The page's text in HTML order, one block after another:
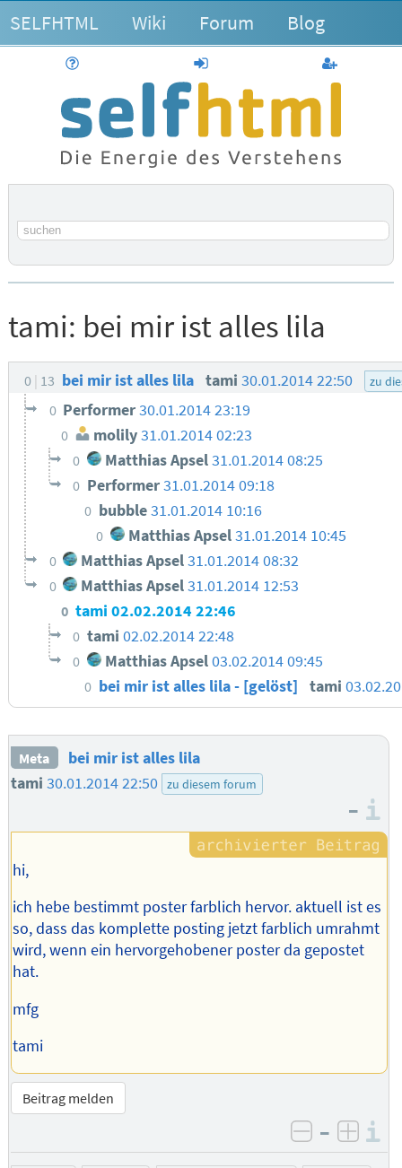
SELFHTML Wiki Forum Blog
anmelden
Suchbegriff
tami: bei mir ist alles lila
0 13 bei mir ist alles lila tami 30.01.2014 22:50 zu
0 Performer30.01.2014 23:19
0 molily 31.01.2014 02:23
0 Matthias Apsel31.01.2014 08:25
0 Performer31.01.2014 09:18
0 bubble31.01.2014 10:16
0 Matthias Apsel31.01.2014 10:45
0 Matthias Apsel31.01.2014 08:32
0 Matthias Apsel31.01.2014 12:53
0 tami 02.02.2014 22:46
0 tami 02.02.2014 22:48
0 Matthias Apsel03.02.2014 09:45
0 bei mir ist alles lila - [gelöst] tami
Meta
bei mir ist alles lila
tami 30.01.2014 22:50 zu diesem forum
–
hi,
ich hebe bestimmt poster farblich hervor. aktuell ist es
so, dass das komplette posting jetzt farblich umrahmt
wird, wenn ein hervorgehobener poster da gepostet
hat.
mfg
tami
Beitrag melden
negativ
–